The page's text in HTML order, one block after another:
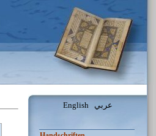
English عربي